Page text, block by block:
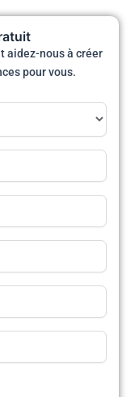
aidez-nous à créer
pour vous.